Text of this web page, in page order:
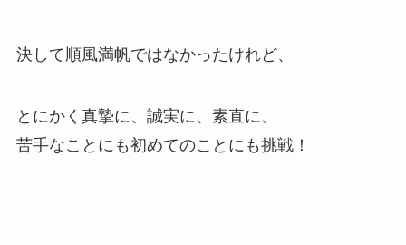
決して順風満帆ではなかったけれど、
とにかく真摯に、誠実に、素直に、
苦手なことにも初めてのことにも挑戦！